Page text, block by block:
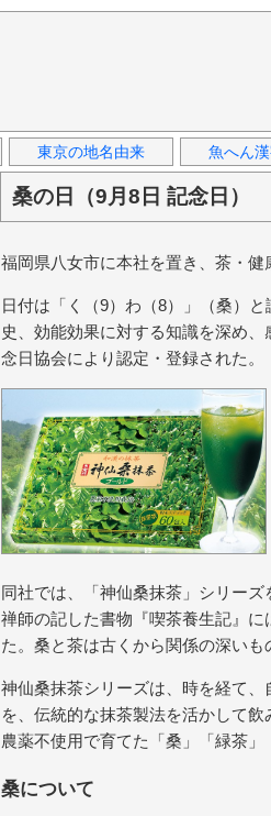
東京の地名由来 魚へん
桑の日（9月8日 記念日）
福岡県八女市に本社を置き、茶・健
日付は「く（9）わ（8）」（桑）
史、効能効果に対する知識を深め
念日協会により認定・登録された。
同社では、「神仙桑抹茶」シリー
禅師の記した書物『喫茶養生記』
た。桑と茶は古くから関係の深いも
神仙桑抹茶シリーズは、時を経て、
を、伝統的な抹茶製法を活かして
農薬不使用で育てた「桑」「緑茶」
桑について